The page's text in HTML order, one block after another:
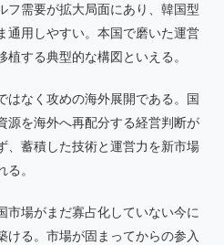
フ需要が拡大局面にあり、韓国型
通用しやすい。本国で磨いた運営
する典型的な構図といえる。
はなく攻めの海外展開である。国
源を海外へ再配分する経営判断が
、蓄積した技術と運営力を新市場
。
市場がまだ寡占化していない今に
ける。市場が固まってからの参入